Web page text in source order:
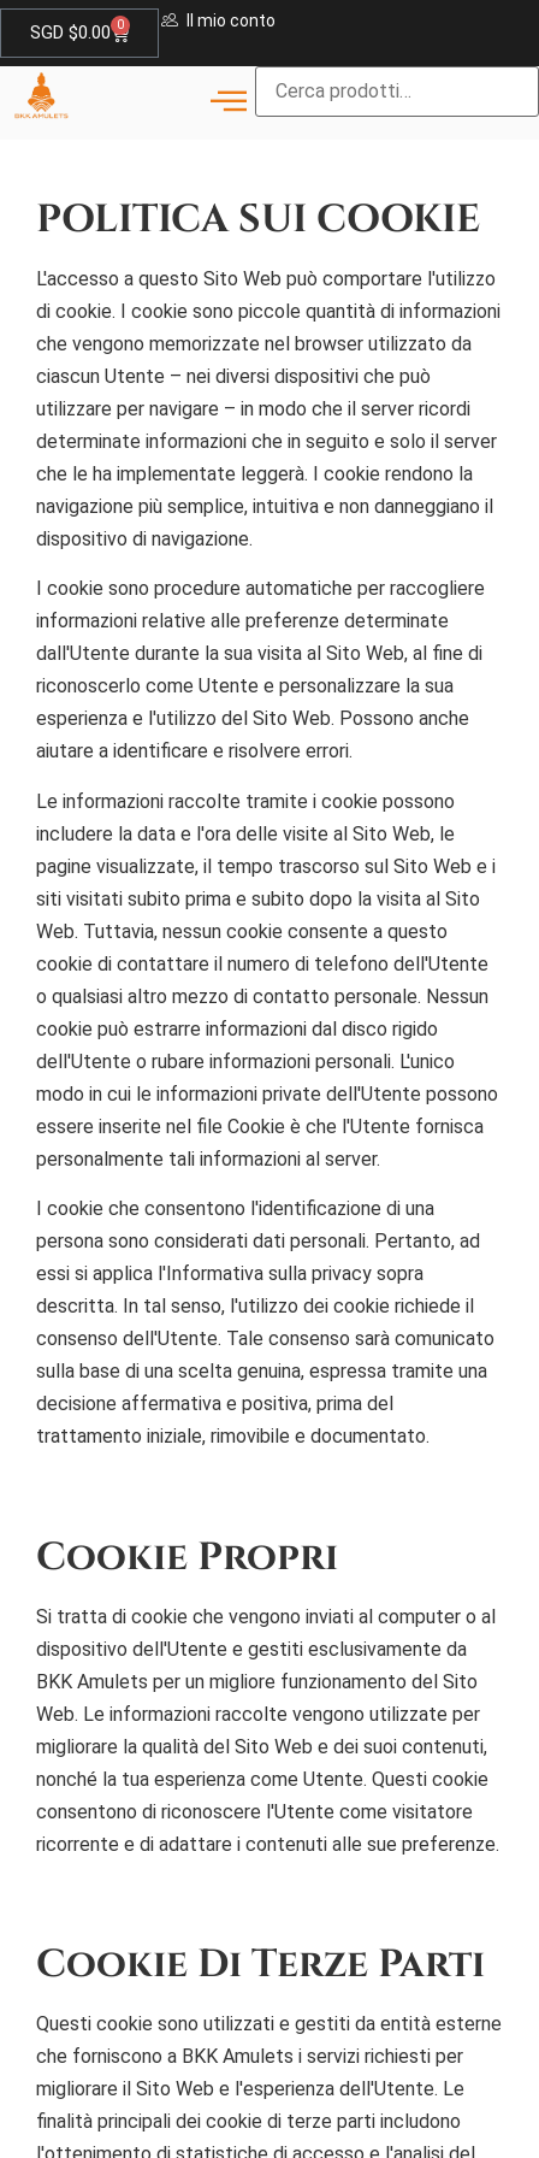
SGD $0.00 0 Il mio conto
POLITICA SUI COOKIE
L'accesso a questo Sito Web può comportare l'utilizzo
di cookie. I cookie sono piccole quantità di informazioni
che vengono memorizzate nel browser utilizzato da
ciascun Utente – nei diversi dispositivi che può
utilizzare per navigare – in modo che il server ricordi
determinate informazioni che in seguito e solo il server
che le ha implementate leggerà. I cookie rendono la
navigazione più semplice, intuitiva e non danneggiano il
dispositivo di navigazione.
I cookie sono procedure automatiche per raccogliere
informazioni relative alle preferenze determinate
dall'Utente durante la sua visita al Sito Web, al fine di
riconoscerlo come Utente e personalizzare la sua
esperienza e l'utilizzo del Sito Web. Possono anche
aiutare a identificare e risolvere errori.
Le informazioni raccolte tramite i cookie possono
includere la data e l'ora delle visite al Sito Web, le
pagine visualizzate, il tempo trascorso sul Sito Web e i
siti visitati subito prima e subito dopo la visita al Sito
Web. Tuttavia, nessun cookie consente a questo
cookie di contattare il numero di telefono dell'Utente
o qualsiasi altro mezzo di contatto personale. Nessun
cookie può estrarre informazioni dal disco rigido
dell'Utente o rubare informazioni personali. L'unico
modo in cui le informazioni private dell'Utente possono
essere inserite nel file Cookie è che l'Utente fornisca
personalmente tali informazioni al server.
I cookie che consentono l'identificazione di una
persona sono considerati dati personali. Pertanto, ad
essi si applica l'Informativa sulla privacy sopra
descritta. In tal senso, l'utilizzo dei cookie richiede il
consenso dell'Utente. Tale consenso sarà comunicato
sulla base di una scelta genuina, espressa tramite una
decisione affermativa e positiva, prima del
trattamento iniziale, rimovibile e documentato.
Cookie Propri
Si tratta di cookie che vengono inviati al computer o al
dispositivo dell'Utente e gestiti esclusivamente da
BKK Amulets per un migliore funzionamento del Sito
Web. Le informazioni raccolte vengono utilizzate per
migliorare la qualità del Sito Web e dei suoi contenuti,
nonché la tua esperienza come Utente. Questi cookie
consentono di riconoscere l'Utente come visitatore
ricorrente e di adattare i contenuti alle sue preferenze.
Cookie Di Terze Parti
Questi cookie sono utilizzati e gestiti da entità esterne
che forniscono a BKK Amulets i servizi richiesti per
migliorare il Sito Web e l'esperienza dell'Utente. Le
finalità principali dei cookie di terze parti includono